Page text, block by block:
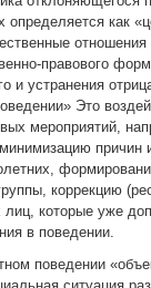
определяется как
правового
и устранения
Это
мероприятий,
причин
коррекцию
лиц, которые уже
в поведении.
поведении